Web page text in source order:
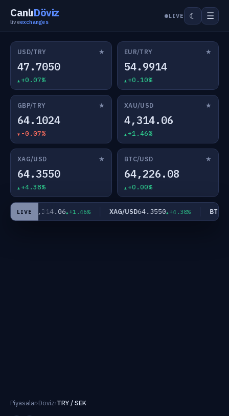
CanlıDöviz
liveexchanges
LIVE ☾ ☰
USD/TRY ★
47.7050
+0.07%
EUR/TRY ★
54.9914
+0.10%
GBP/TRY ★
64.1024
-0.07%
XAU/USD ★
4,314.06
+1.46%
XAG/USD ★
64.3550
+4.38%
BTC/USD ★
64,226.08
+0.00%
LIVE
XAU/USD4,314.06 +1.46% XAG/USD64.3550 +4.38% BTC/
Piyasalar›Döviz›TRY / SEK